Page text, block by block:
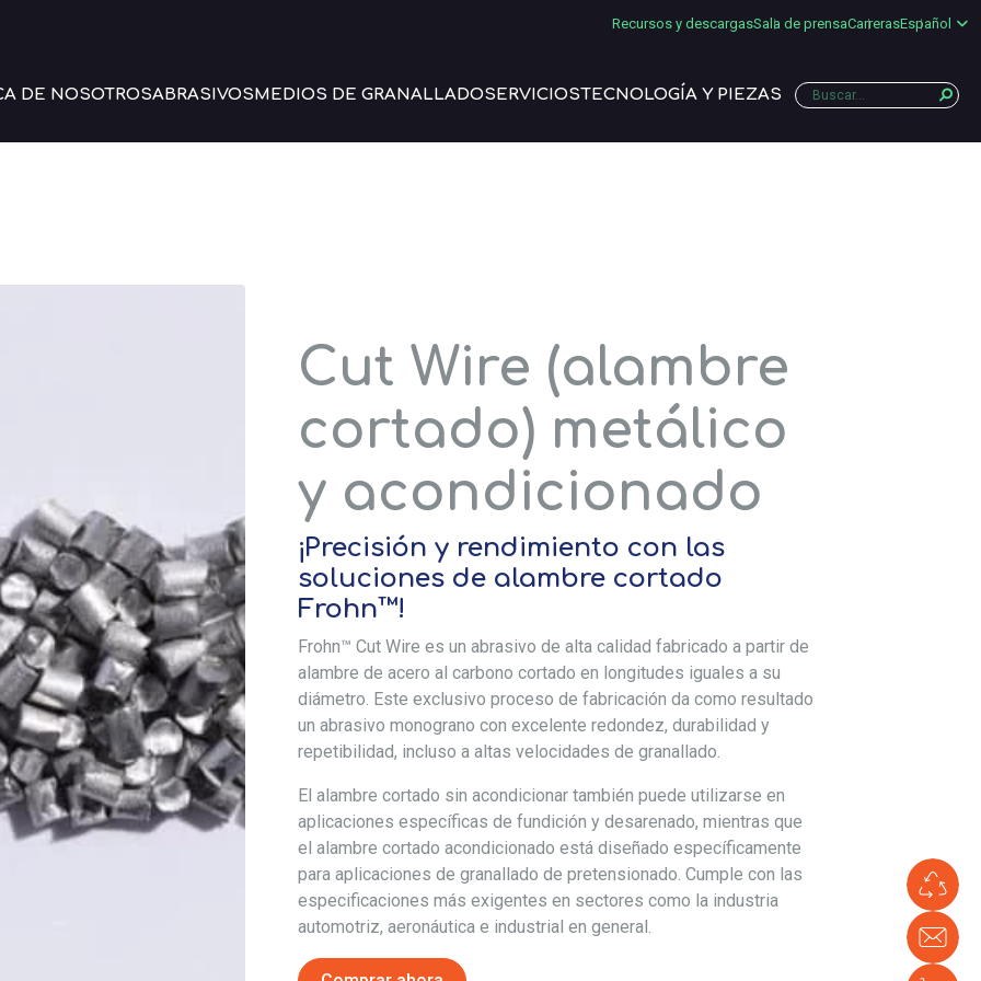
Recursos y descargasSala de prensaCarrerasEspañol
DE NOSOTROSABRASIVOSMEDIOS DE GRANALLADOSERVICIOSTECNOLOGÍA Y PIEZAS
Cut Wire (alambre
cortado) metálico
y acondicionado
¡Precisión y rendimiento con las
soluciones de alambre cortado
Frohn™!
Frohn™ Cut Wire es un abrasivo de alta calidad fabricado a partir de
alambre de acero al carbono cortado en longitudes iguales a su
diámetro. Este exclusivo proceso de fabricación da como resultado
un abrasivo monograno con excelente redondez, durabilidad y
repetibilidad, incluso a altas velocidades de granallado.
El alambre cortado sin acondicionar también puede utilizarse en
aplicaciones específicas de fundición y desarenado, mientras que
el alambre cortado acondicionado está diseñado específicamente
para aplicaciones de granallado de pretensionado. Cumple con las
especificaciones más exigentes en sectores como la industria
automotriz, aeronáutica e industrial en general.